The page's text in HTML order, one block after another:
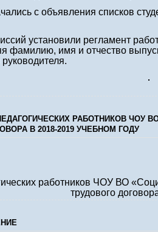
с объявления списков
установили регламент
фамилию, имя и отчество
РАБОТНИКОВ ЧОУ
В 2018-2019 УЧЕБНОМ ГОДУ
работников ЧОУ ВО
трудового